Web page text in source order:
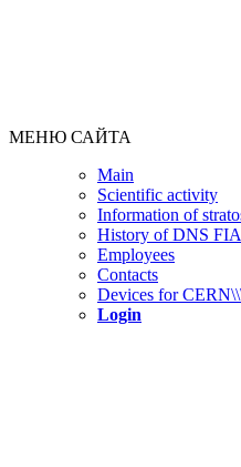
МЕНЮ САЙТА
Main
Scientific activity
Information of
History of DNS
Employees
Contacts
Devices for
Login